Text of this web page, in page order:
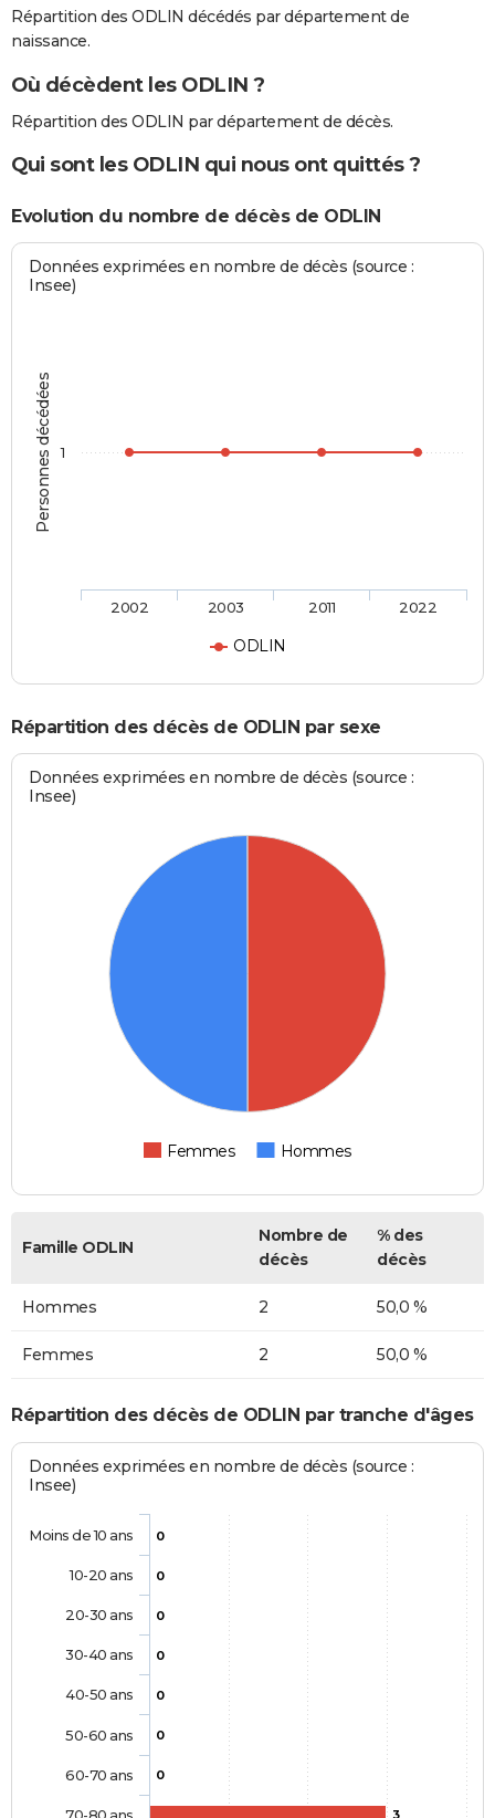
Répartition des ODLIN décédés par département de
naissance.
Où décèdent les ODLIN ?
Répartition des ODLIN par département de décès.
Qui sont les ODLIN qui nous ont quittés ?
Evolution du nombre de décès de ODLIN
Personnes décédées
Données exprimées en nombre de décès (source :
Insee)
ODLIN
2002 2003 2011 2022
1
Répartition des décès de ODLIN par sexe
Données exprimées en nombre de décès (source :
Insee)
Femmes Hommes
Famille ODLIN
Nombre de
décès
% des
décès
Hommes 2 50,0 %
Femmes 2 50,0 %
Répartition des décès de ODLIN par tranche d'âges
Données exprimées en nombre de décès (source :
Insee)
0
0
0
0
0
0
0
3
Moins de 10 ans
10-20 ans
20-30 ans
30-40 ans
40-50 ans
50-60 ans
60-70 ans